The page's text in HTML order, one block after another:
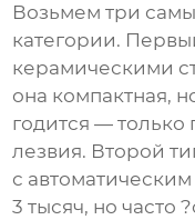
Возьмем три
категории.
керамическими
она компактная,
годится — только
лезвия. Второй
с
3 тысяч, но часто